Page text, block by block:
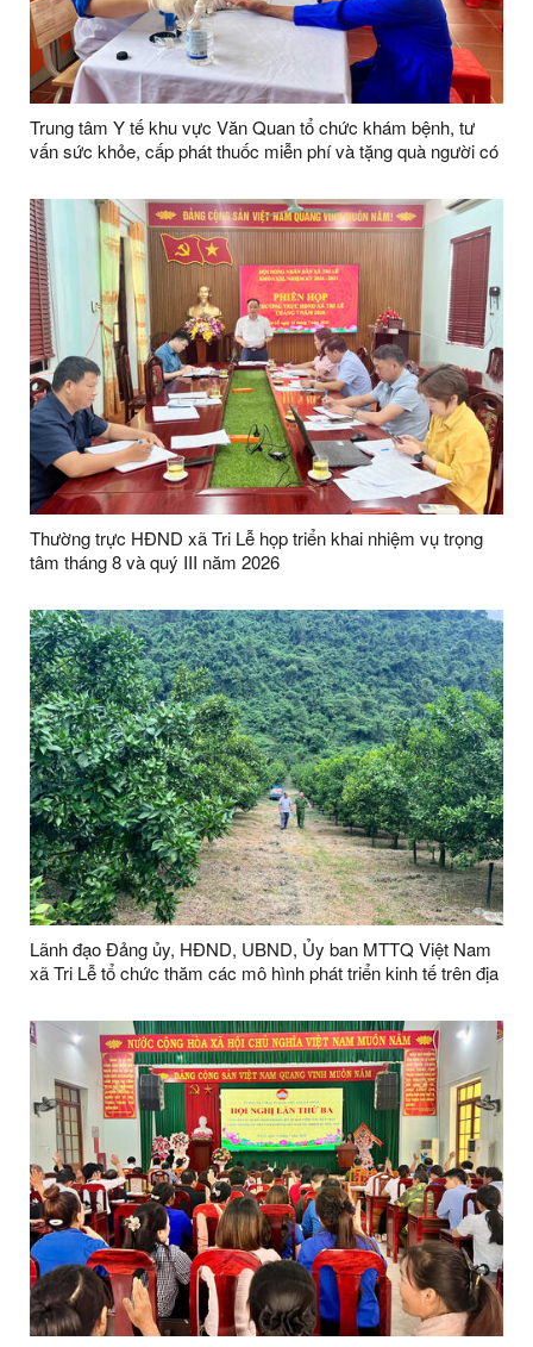
Trung tâm Y tế khu vực Văn Quan tổ chức khám bệnh, tư
vấn sức khỏe, cấp phát thuốc miễn phí và tặng quà người có
Thường trực HĐND xã Tri Lễ họp triển khai nhiệm vụ trọng
tâm tháng 8 và quý III năm 2026
Lãnh đạo Đảng ủy, HĐND, UBND, Ủy ban MTTQ Việt Nam
xã Tri Lễ tổ chức thăm các mô hình phát triển kinh tế trên địa